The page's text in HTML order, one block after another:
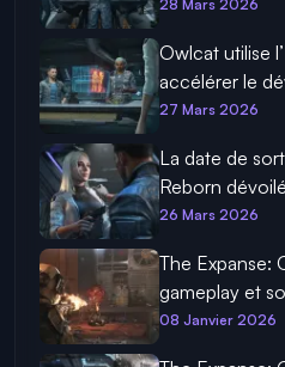
28 Mars 2026
Owlcat utilise
accélérer le
27 Mars 2026
La date de
Reborn
26 Mars 2026
The Expanse:
gameplay et
08 Janvier 2026